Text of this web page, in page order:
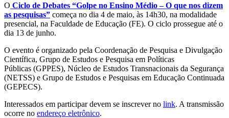
O Ciclo de Debates “Golpe no Ensino Médio – O que nos dizem
as pesquisas” começa no dia 4 de maio, às 14h30, na modalidade
presencial, na Faculdade de Educação (FE). O ciclo prossegue até o
dia 13 de junho.
O evento é organizado pela Coordenação de Pesquisa e Divulgação
Científica, Grupo de Estudos e Pesquisa em Políticas
Públicas (GPPES), Núcleo de Estudos Transnacionais da Segurança
(NETSS) e Grupo de Estudos e Pesquisas em Educação Continuada
(GEPECS).
Interessados em participar devem se inscrever no link. A transmissão
ocorre no endereço eletrônico.